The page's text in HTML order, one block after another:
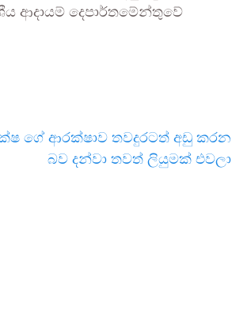
ආදායම් දෙපාර්තමේන්තුවේ
ගේ ආරක්ෂාව තවදුරටත් අඩු කරන
බව දන්වා තවත් ලියුමක් එවලා